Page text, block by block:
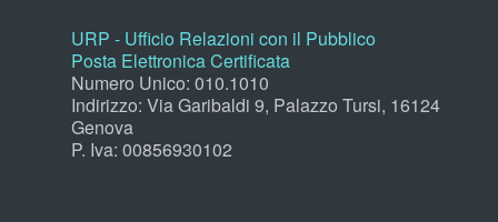
URP - Ufficio Relazioni con il Pubblico
Posta Elettronica Certificata
Numero Unico: 010.1010
Indirizzo: Via Garibaldi 9, Palazzo Tursi, 16124
Genova
P. Iva: 00856930102